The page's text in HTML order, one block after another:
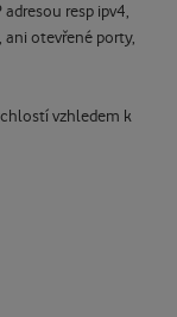
resp ipv4,
ani otevřené porty,
vzhledem k